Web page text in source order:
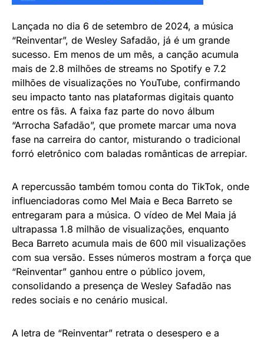
Lançada no dia 6 de setembro de 2024, a música
“Reinventar”, de Wesley Safadão, já é um grande
sucesso. Em menos de um mês, a canção acumula
mais de 2.8 milhões de streams no Spotify e 7.2
milhões de visualizações no YouTube, confirmando
seu impacto tanto nas plataformas digitais quanto
entre os fãs. A faixa faz parte do novo álbum
“Arrocha Safadão”, que promete marcar uma nova
fase na carreira do cantor, misturando o tradicional
forró eletrônico com baladas românticas de arrepiar.
A repercussão também tomou conta do TikTok, onde
influenciadoras como Mel Maia e Beca Barreto se
entregaram para a música. O vídeo de Mel Maia já
ultrapassa 1.8 milhão de visualizações, enquanto
Beca Barreto acumula mais de 600 mil visualizações
com sua versão. Esses números mostram a força que
“Reinventar” ganhou entre o público jovem,
consolidando a presença de Wesley Safadão nas
redes sociais e no cenário musical.
A letra de “Reinventar” retrata o desespero e a